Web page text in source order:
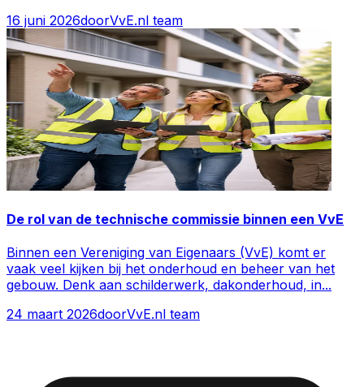
16 juni 2026doorVvE.nl team
De rol van de technische commissie binnen een VvE
Binnen een Vereniging van Eigenaars (VvE) komt er
vaak veel kijken bij het onderhoud en beheer van het
gebouw. Denk aan schilderwerk, dakonderhoud, in...
24 maart 2026doorVvE.nl team